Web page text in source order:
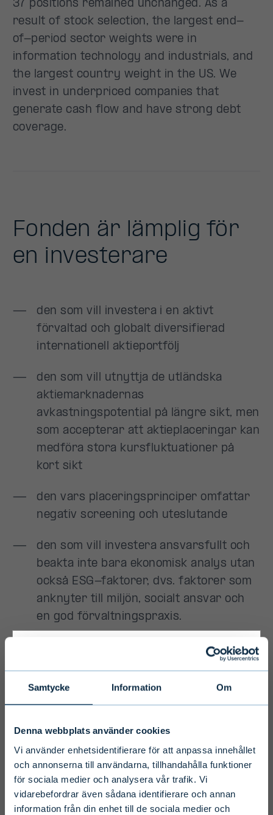
Samtycke Information Om
Denna webbplats använder cookies
Vi använder enhetsidentifierare för att anpassa innehållet
och annonserna till användarna, tillhandahålla funktioner
för sociala medier och analysera vår trafik. Vi
vidarebefordrar även sådana identifierare och annan
information från din enhet till de sociala medier och
Primary
Disclaimer
To ensure we serve you with the most
relevant information please select your
language, country and investor type.